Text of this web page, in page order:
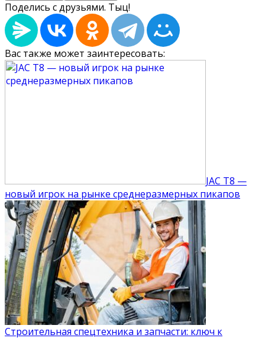
Поделись с друзьями. Тыц!
Вас также может заинтересовать:
JAC T8 —
новый игрок на рынке среднеразмерных пикапов
Строительная спецтехника и запчасти: ключ к